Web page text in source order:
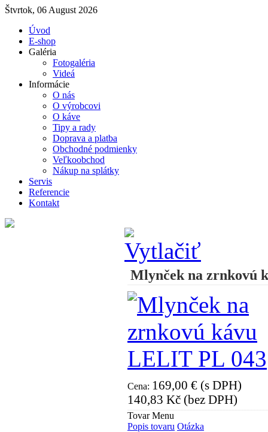
Štvrtok, 06 August 2026
Úvod
E-shop
Galéria
Fotogaléria
Videá
Informácie
O nás
O výrobcovi
O káve
Tipy a rady
Doprava a platba
Obchodné podmienky
Veľkoobchod
Nákup na splátky
Servis
Referencie
Kontakt
Mlynček na zrnkovú
Cena: 169,00 € (s DPH)
140,83 Kč (bez DPH)
Tovar Menu
Popis tovaru Otázka